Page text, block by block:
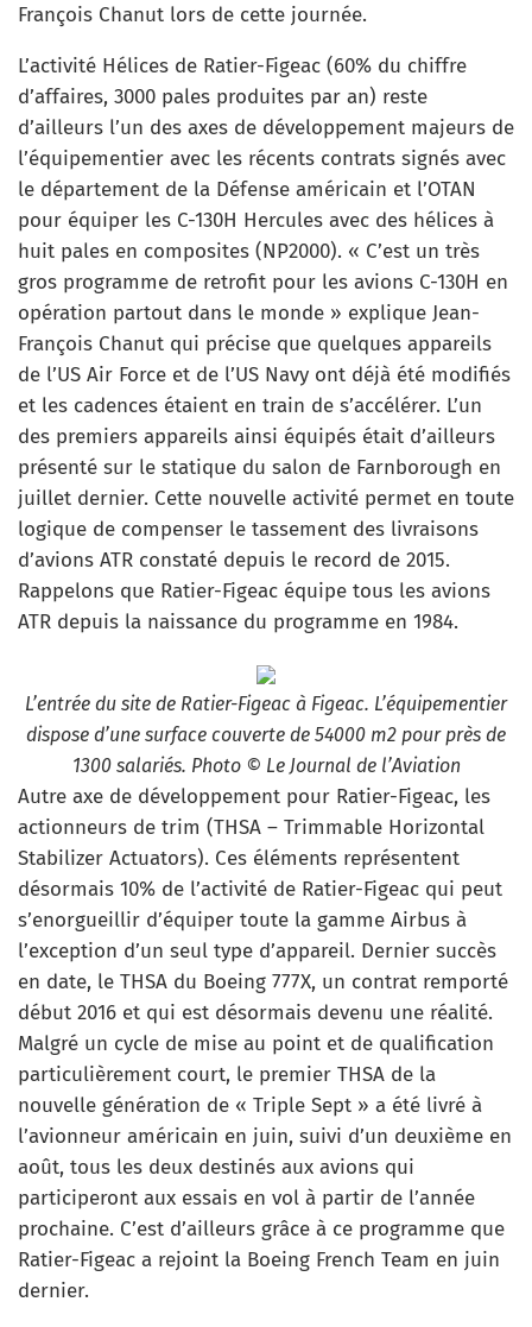
François Chanut lors de cette journée.
L’activité Hélices de Ratier-Figeac (60% du chiffre
d’affaires, 3000 pales produites par an) reste
d’ailleurs l’un des axes de développement majeurs de
l’équipementier avec les récents contrats signés avec
le département de la Défense américain et l’OTAN
pour équiper les C-130H Hercules avec des hélices à
huit pales en composites (NP2000). « C’est un très
gros programme de retrofit pour les avions C-130H en
opération partout dans le monde » explique Jean-
François Chanut qui précise que quelques appareils
de l’US Air Force et de l’US Navy ont déjà été modifiés
et les cadences étaient en train de s’accélérer. L’un
des premiers appareils ainsi équipés était d’ailleurs
présenté sur le statique du salon de Farnborough en
juillet dernier. Cette nouvelle activité permet en toute
logique de compenser le tassement des livraisons
d’avions ATR constaté depuis le record de 2015.
Rappelons que Ratier-Figeac équipe tous les avions
ATR depuis la naissance du programme en 1984.
L’entrée du site de Ratier-Figeac à Figeac. L’équipementier
dispose d’une surface couverte de 54000 m2 pour près de
1300 salariés. Photo © Le Journal de l’Aviation
Autre axe de développement pour Ratier-Figeac, les
actionneurs de trim (THSA – Trimmable Horizontal
Stabilizer Actuators). Ces éléments représentent
désormais 10% de l’activité de Ratier-Figeac qui peut
s’enorgueillir d’équiper toute la gamme Airbus à
l’exception d’un seul type d’appareil. Dernier succès
en date, le THSA du Boeing 777X, un contrat remporté
début 2016 et qui est désormais devenu une réalité.
Malgré un cycle de mise au point et de qualification
particulièrement court, le premier THSA de la
nouvelle génération de « Triple Sept » a été livré à
l’avionneur américain en juin, suivi d’un deuxième en
août, tous les deux destinés aux avions qui
participeront aux essais en vol à partir de l’année
prochaine. C’est d’ailleurs grâce à ce programme que
Ratier-Figeac a rejoint la Boeing French Team en juin
dernier.